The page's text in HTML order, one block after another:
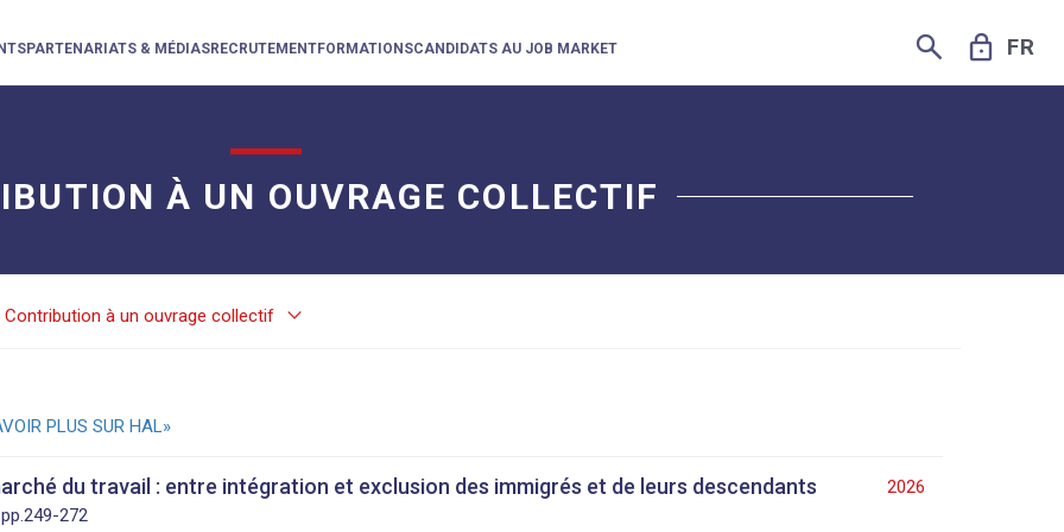
PARTENARIATS & MÉDIASRECRUTEMENTFORMATIONSCANDIDATS AU JOB MARKET SEARCH LOCK FR
À UN OUVRAGE COLLECTIF
Contribution à un ouvrage collectif keyboard_arrow_down
PLUS SUR HAL
2026
du travail : entre intégration et exclusion des immigrés et de leurs descendants
272